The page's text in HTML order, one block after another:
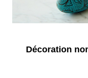
Décoration